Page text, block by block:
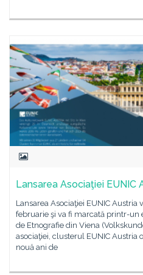
Lansarea Asociaţiei EUNIC
Lansarea Asociaţiei EUNIC Austria
februarie şi va fi marcată printr-
de Etnografie din Viena
asociaţiei, clusterul EUNIC Austria
nouă ani de